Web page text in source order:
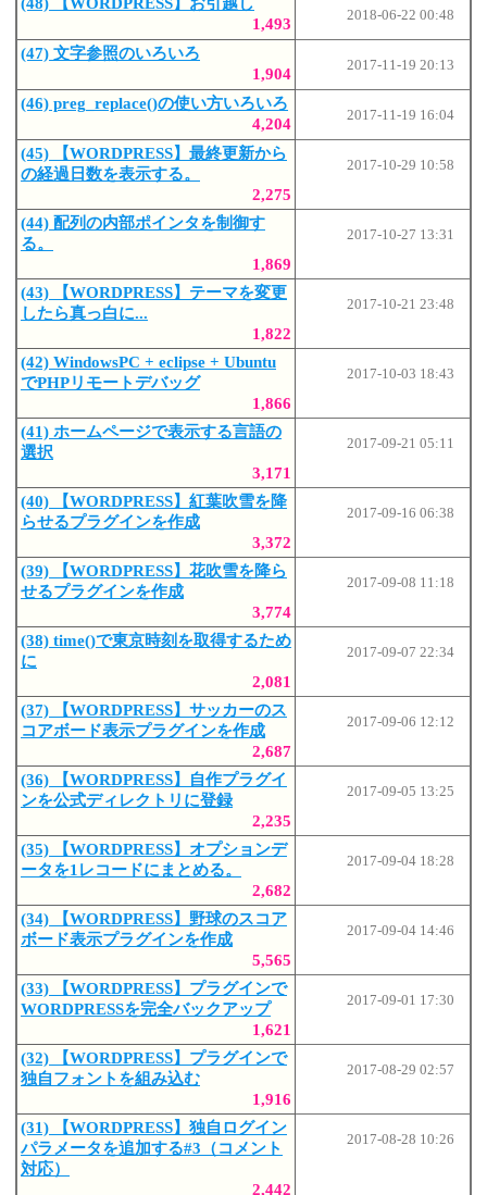
1,493
2018-06-22 00:48
(47) 文字参照のいろいろ
1,904
2017-11-19 20:13
(46) preg_replace()の使い方いろいろ
4,204
2017-11-19 16:04
(45) 【WORDPRESS】最終更新から
の経過日数を表示する。
2,275
2017-10-29 10:58
(44) 配列の内部ポインタを制御す
る。
1,869
2017-10-27 13:31
(43) 【WORDPRESS】テーマを変更
したら真っ白に...
1,822
2017-10-21 23:48
(42) WindowsPC + eclipse + Ubuntu
でPHPリモートデバッグ
1,866
2017-10-03 18:43
(41) ホームページで表示する言語の
選択
3,171
2017-09-21 05:11
(40) 【WORDPRESS】紅葉吹雪を降
らせるプラグインを作成
3,372
2017-09-16 06:38
(39) 【WORDPRESS】花吹雪を降ら
せるプラグインを作成
3,774
2017-09-08 11:18
(38) time()で東京時刻を取得するため
に
2,081
2017-09-07 22:34
(37) 【WORDPRESS】サッカーのス
コアボード表示プラグインを作成
2,687
2017-09-06 12:12
(36) 【WORDPRESS】自作プラグイ
ンを公式ディレクトリに登録
2,235
2017-09-05 13:25
(35) 【WORDPRESS】オプションデ
ータを1レコードにまとめる。
2,682
2017-09-04 18:28
(34) 【WORDPRESS】野球のスコア
ボード表示プラグインを作成
5,565
2017-09-04 14:46
(33) 【WORDPRESS】プラグインで
WORDPRESSを完全バックアップ
1,621
2017-09-01 17:30
(32) 【WORDPRESS】プラグインで
独自フォントを組み込む
1,916
2017-08-29 02:57
(31) 【WORDPRESS】独自ログイン
パラメータを追加する#3（コメント
対応）
2,442
2017-08-28 10:26